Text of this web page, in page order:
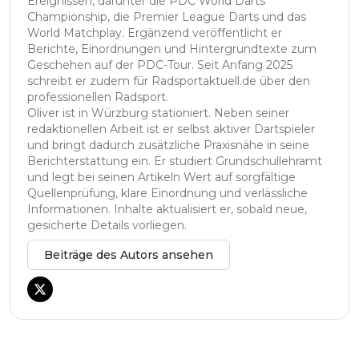
Championship, die Premier League Darts und das
World Matchplay. Ergänzend veröffentlicht er
Berichte, Einordnungen und Hintergrundtexte zum
Geschehen auf der PDC-Tour. Seit Anfang 2025
schreibt er zudem für Radsportaktuell.de über den
professionellen Radsport.
Oliver ist in Würzburg stationiert. Neben seiner
redaktionellen Arbeit ist er selbst aktiver Dartspieler
und bringt dadurch zusätzliche Praxisnähe in seine
Berichterstattung ein. Er studiert Grundschullehramt
und legt bei seinen Artikeln Wert auf sorgfältige
Quellenprüfung, klare Einordnung und verlässliche
Informationen. Inhalte aktualisiert er, sobald neue,
gesicherte Details vorliegen.
Beiträge des Autors ansehen